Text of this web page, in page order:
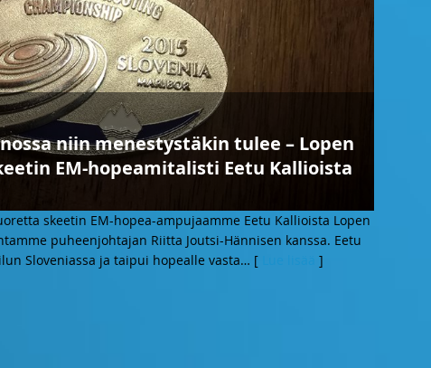
niin menestystäkin tulee – Lopen
EM-hopeamitalisti Eetu Kallioista
skeetin EM-hopea-ampujaamme Eetu Kallioista Lopen
puheenjohtajan Riitta Joutsi-Hännisen kanssa. Eetu
Sloveniassa ja taipui hopealle vasta… [ ]